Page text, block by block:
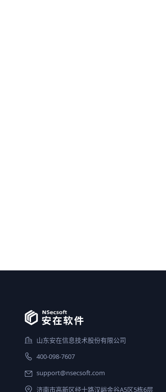
山东安在信息技术股份有限公司
400-098-7607
support@nsecsoft.com
济南市高新区经十路汉峪金谷A5区5栋6层